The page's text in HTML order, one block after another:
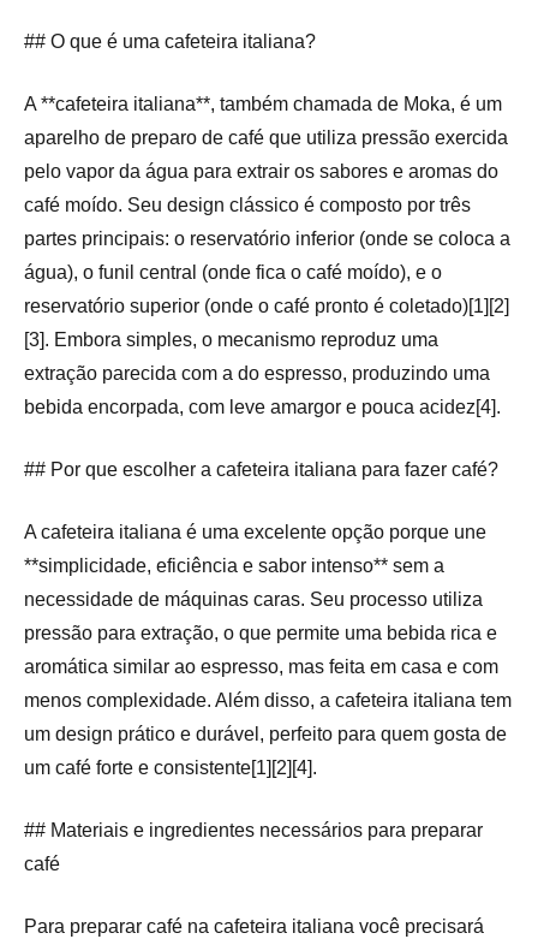
## O que é uma cafeteira italiana?
A **cafeteira italiana**, também chamada de Moka, é um
aparelho de preparo de café que utiliza pressão exercida
pelo vapor da água para extrair os sabores e aromas do
café moído. Seu design clássico é composto por três
partes principais: o reservatório inferior (onde se coloca a
água), o funil central (onde fica o café moído), e o
reservatório superior (onde o café pronto é coletado)[1][2]
[3]. Embora simples, o mecanismo reproduz uma
extração parecida com a do espresso, produzindo uma
bebida encorpada, com leve amargor e pouca acidez[4].
## Por que escolher a cafeteira italiana para fazer café?
A cafeteira italiana é uma excelente opção porque une
**simplicidade, eficiência e sabor intenso** sem a
necessidade de máquinas caras. Seu processo utiliza
pressão para extração, o que permite uma bebida rica e
aromática similar ao espresso, mas feita em casa e com
menos complexidade. Além disso, a cafeteira italiana tem
um design prático e durável, perfeito para quem gosta de
um café forte e consistente[1][2][4].
## Materiais e ingredientes necessários para preparar
café
Para preparar café na cafeteira italiana você precisará